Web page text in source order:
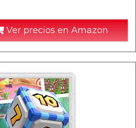
Ver precios en Amazon